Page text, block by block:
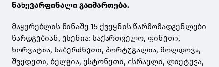
ნახევარფინალი გაიმართება.
მაყურებლის წინაშე 15 ქვეყნის წარმომადგენლები
წარდგებიან, ესენია: საქართველო, ფინეთი,
ხორვატია, საბერძნეთი, პორტუგალია, მოლდოვა,
შვედეთი, ბელგია, ესტონეთი, ისრაელი, ლიეტუვა,